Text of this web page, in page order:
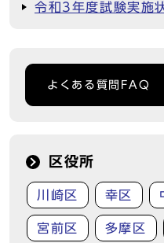
令和3年度試験実施
よくある質問FAQ
区役所
川崎区 幸区
宮前区 多摩区